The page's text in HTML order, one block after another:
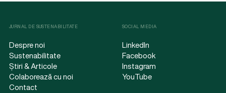
JURNAL DE SUSTENABILITATE
Despre noi
Sustenabilitate
Știri & Articole
Colaborează cu noi
Contact
SOCIAL MEDIA
LinkedIn
Facebook
Instagram
YouTube